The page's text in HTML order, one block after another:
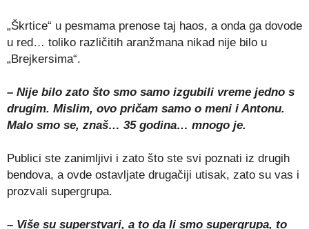
„Škrtice“ u pesmama prenose taj haos, a onda ga dovode
u red… toliko različitih aranžmana nikad nije bilo u
„Brejkersima“.
– Nije bilo zato što smo samo izgubili vreme jedno s
drugim. Mislim, ovo pričam samo o meni i Antonu.
Malo smo se, znaš… 35 godina… mnogo je.
Publici ste zanimljivi i zato što ste svi poznati iz drugih
bendova, a ovde ostavljate drugačiji utisak, zato su vas i
prozvali supergrupa.
– Više su superstvari, a to da li smo supergrupa, to